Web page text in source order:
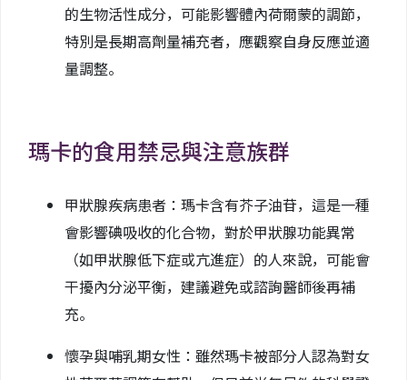
的生物活性成分，可能影響體內荷爾蒙的調節，
特別是長期高劑量補充者，應觀察自身反應並適
量調整。
瑪卡的食用禁忌與注意族群
甲狀腺疾病患者：瑪卡含有芥子油苷，這是一種
會影響碘吸收的化合物，對於甲狀腺功能異常
（如甲狀腺低下症或亢進症）的人來說，可能會
干擾內分泌平衡，建議避免或諮詢醫師後再補
充。
懷孕與哺乳期女性：雖然瑪卡被部分人認為對女